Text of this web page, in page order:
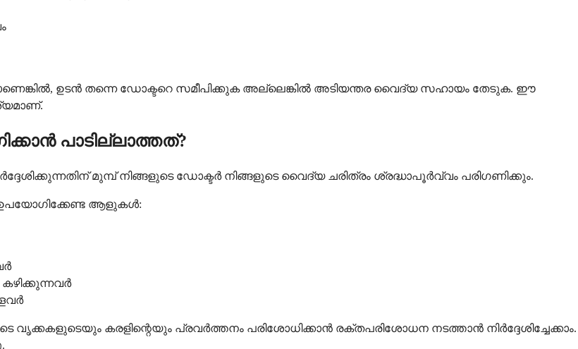
ഉടൻ തന്നെ ഡോക്ടറെ സമീപിക്കുക അല്ലെങ്കിൽ അടിയന്തര വൈദ്യ സഹായം തേടുക. ഈ
പാടില്ലാത്തത്?
മുമ്പ് നിങ്ങളുടെ ഡോക്ടർ നിങ്ങളുടെ വൈദ്യ ചരിത്രം ശ്രദ്ധാപൂർവ്വം പരിഗണിക്കും.
ആളുകൾ:
കരളിന്റെയും പ്രവർത്തനം പരിശോധിക്കാൻ രക്തപരിശോധന നടത്താൻ നിർദ്ദേശിച്ചേക്കാം.